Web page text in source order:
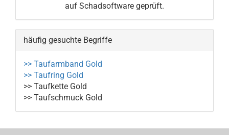
auf Schadsoftware geprüft.
häufig gesuchte Begriffe
>> Taufarmband Gold
>> Taufring Gold
>> Taufkette Gold
>> Taufschmuck Gold